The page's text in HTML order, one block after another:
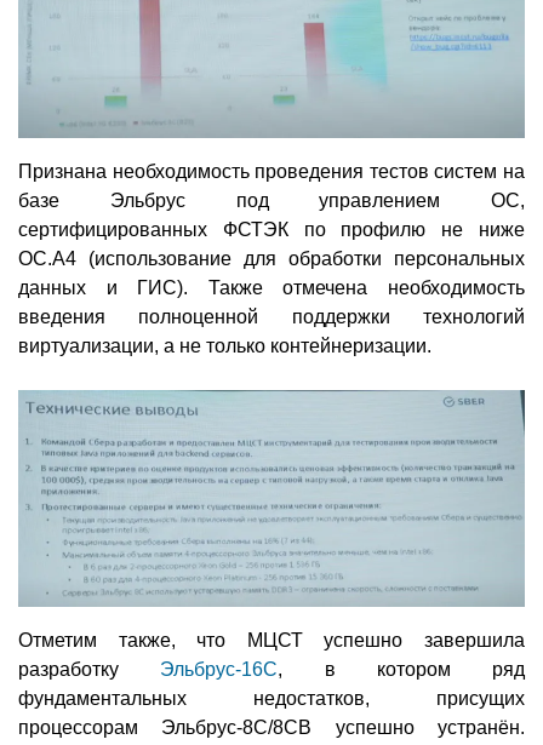
Признана необходимость проведения тестов систем на
базе Эльбрус под управлением ОС,
сертифицированных ФСТЭК по профилю не ниже
ОС.А4 (использование для обработки персональных
данных и ГИС). Также отмечена необходимость
введения полноценной поддержки технологий
виртуализации, а не только контейнеризации.
Отметим также, что МЦСТ успешно завершила
разработку Эльбрус-16С, в котором ряд
фундаментальных недостатков, присущих
процессорам Эльбрус-8С/8СВ успешно устранён.